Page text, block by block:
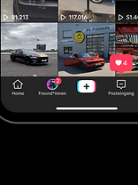
kurzen Wegen,